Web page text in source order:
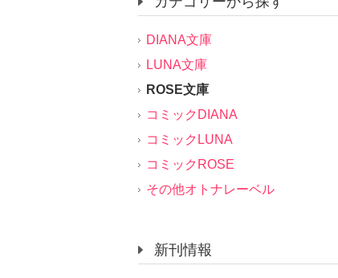
DIANA文庫
LUNA文庫
ROSE文庫
コミックDIANA
コミックLUNA
コミックROSE
その他オトナレーベル
新刊情報